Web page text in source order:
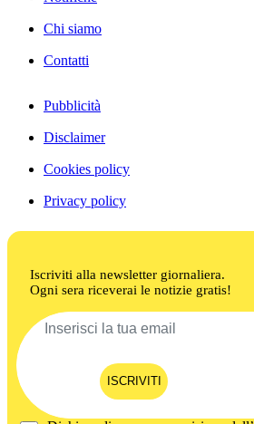
Chi siamo
Contatti
Pubblicità
Disclaimer
Cookies policy
Privacy policy
Iscriviti alla newsletter giornaliera.
Ogni sera riceverai le notizie gratis!
ISCRIVITI